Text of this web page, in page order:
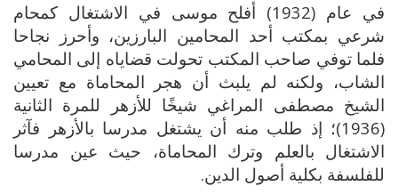
في عام (1932) أفلح موسى في الاشتغال كمحام
شرعي بمكتب أحد المحامين البارزين، وأحرز نجاحا
فلما توفي صاحب المكتب تحولت قضاياه إلى المحامي
الشاب، ولكنه لم يلبث أن هجر المحاماة مع تعيين
الشيخ مصطفى المراغي شيخًا للأزهر للمرة الثانية
(1936)؛ إذ طلب منه أن يشتغل مدرسا بالأزهر فآثر
الاشتغال بالعلم وترك المحاماة، حيث عين مدرسا
للفلسفة بكلية أصول الدين.